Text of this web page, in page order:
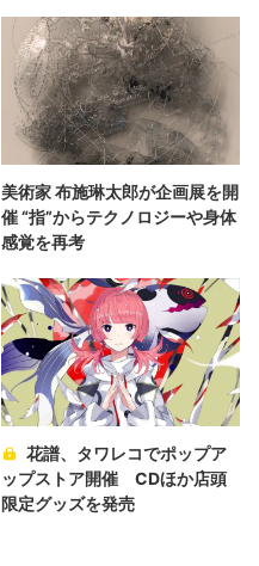
美術家 布施琳太郎が企画展を開
催 “指”からテクノロジーや身体
感覚を再考
花譜、タワレコでポップア
ップストア開催 CDほか店頭
限定グッズを発売